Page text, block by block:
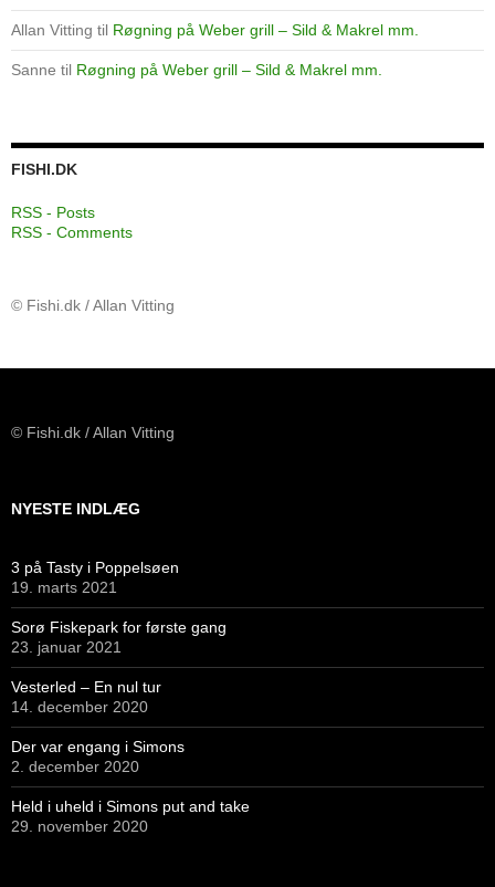
Allan Vitting til Røgning på Weber grill – Sild & Makrel mm.
Sanne til Røgning på Weber grill – Sild & Makrel mm.
FISHI.DK
RSS - Posts
RSS - Comments
© Fishi.dk / Allan Vitting
© Fishi.dk / Allan Vitting
NYESTE INDLÆG
3 på Tasty i Poppelsøen
19. marts 2021
Sorø Fiskepark for første gang
23. januar 2021
Vesterled – En nul tur
14. december 2020
Der var engang i Simons
2. december 2020
Held i uheld i Simons put and take
29. november 2020